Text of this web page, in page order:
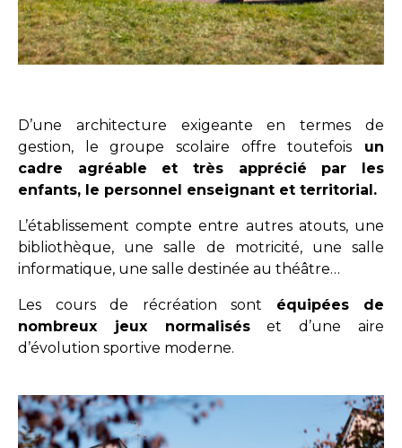
D’une architecture exigeante en termes de
gestion, le groupe scolaire offre toutefois un
cadre agréable et très apprécié par les
enfants, le personnel enseignant et territorial.
L’établissement compte entre autres atouts, une
bibliothèque, une salle de motricité, une salle
informatique, une salle destinée au théâtre…
Les cours de récréation sont équipées de
nombreux jeux normaliséset d’une aire
d’évolution sportive moderne.